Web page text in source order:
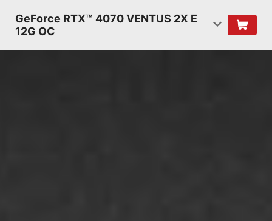
GeForce RTX™ 4070 VENTUS 2X E
12G OC